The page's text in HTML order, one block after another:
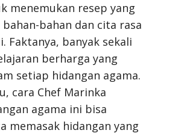
menemukan resep yang
bahan-bahan dan cita rasa
Faktanya, banyak sekali
berharga yang
setiap hidangan agama.
cara Chef Marinka
agama ini bisa
memasak hidangan yang